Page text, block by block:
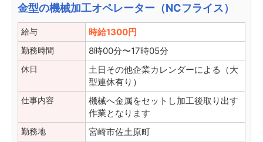
金型の機械加工オペレーター（NCフライス）
給与 時給1300円
勤務時間 8時00分〜17時05分
休日
土日その他企業カレンダーによる（大
型連休有り）
仕事内容
機械へ金属をセットし加工後取り出す
作業となります
勤務地 宮崎市佐土原町